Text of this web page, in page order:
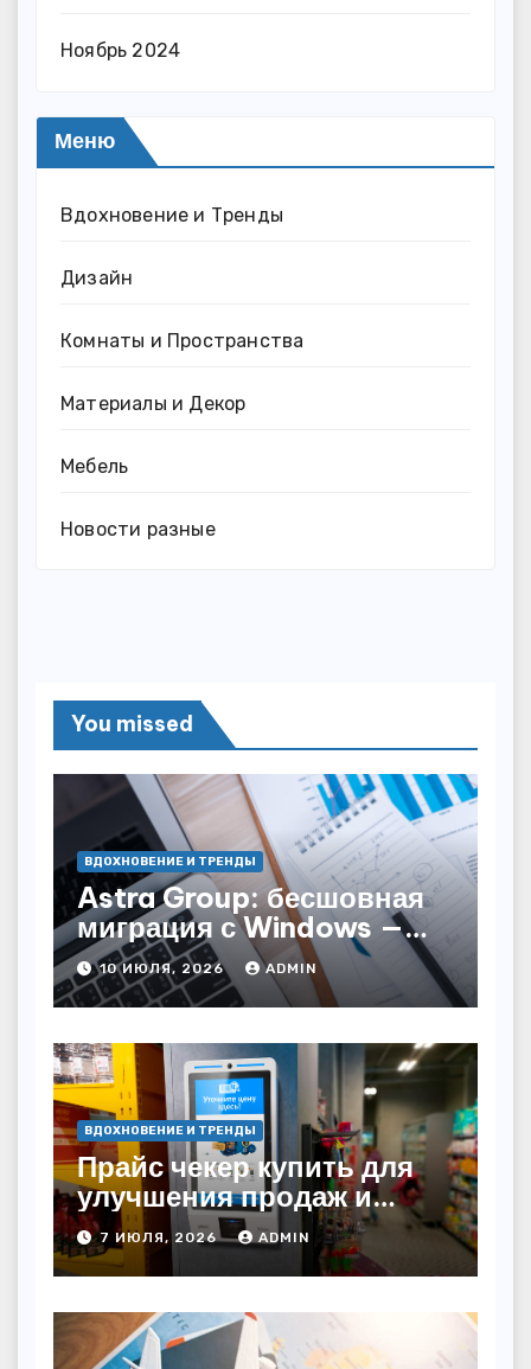
Ноябрь 2024
Меню
Вдохновение и Тренды
Дизайн
Комнаты и Пространства
Материалы и Декор
Мебель
Новости разные
You missed
ВДОХНОВЕНИЕ И ТРЕНДЫ
Astra Group: бесшовная
миграция с Windows —
как сохранить бизнес-
непрерывность
10 ИЮЛЯ, 2026 ADMIN
ВДОХНОВЕНИЕ И ТРЕНДЫ
Прайс чекер купить для
улучшения продаж и
автоматизации
7 ИЮЛЯ, 2026 ADMIN